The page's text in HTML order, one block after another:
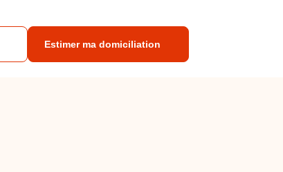
Estimer ma domiciliation